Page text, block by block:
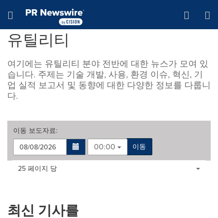
Hamburger menu
유틸리티
여기에는 유틸리티 분야 전반에 대한 뉴스가 모여 있
습니다. 주제는 기술 개발, 사용, 환경 이슈, 혁신, 기
업 실적 보고서 및 동향에 대한 다양한 정보를 다룹니
다.
이동 보도자료:
00:00
이동
Making
these
dropdown
Items per page:
25 페이지 당
최신 기사를